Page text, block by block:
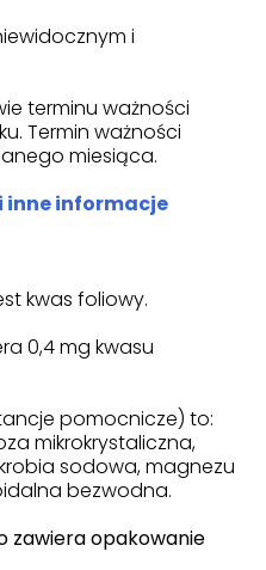
i
terminu ważności
Termin ważności
miesiąca.
inne informacje
kwas foliowy.
0,4 mg kwasu
pomocnicze) to:
mikrokrystaliczna,
sodowa, magnezu
bezwodna.
zawiera opakowanie